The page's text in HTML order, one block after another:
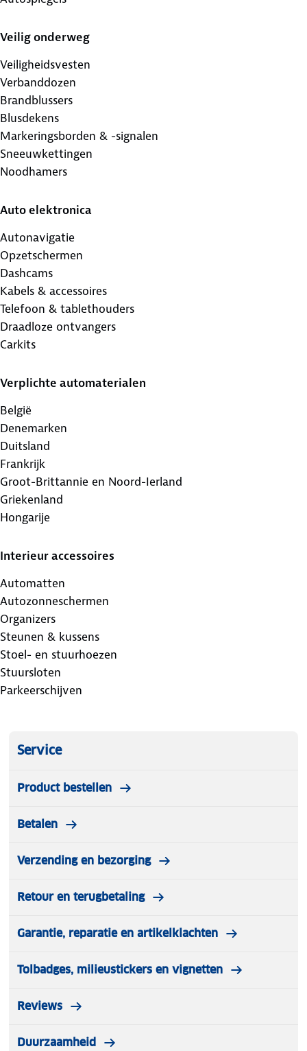
Veilig onderweg
Veiligheidsvesten
Verbanddozen
Brandblussers
Blusdekens
Markeringsborden & -signalen
Sneeuwkettingen
Noodhamers
Auto elektronica
Autonavigatie
Opzetschermen
Dashcams
Kabels & accessoires
Telefoon & tablethouders
Draadloze ontvangers
Carkits
Verplichte automaterialen
België
Denemarken
Duitsland
Frankrijk
Groot-Brittannie en Noord-Ierland
Griekenland
Hongarije
Interieur accessoires
Automatten
Autozonneschermen
Organizers
Steunen & kussens
Stoel- en stuurhoezen
Stuursloten
Parkeerschijven
Service
Product bestellen
Betalen
Verzending en bezorging
Retour en terugbetaling
Garantie, reparatie en artikelklachten
Tolbadges, milieustickers en vignetten
Reviews
Duurzaamheid